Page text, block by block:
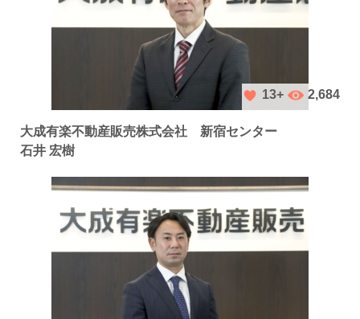
13+ 2,684
大成有楽不動産販売株式会社 新宿センター
石井 宏樹